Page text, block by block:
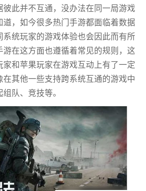
彼此并不互通，没办法在同一局游戏
道，如今很多热门手游都面临着数据
系统玩家的游戏体验也会因此而有所
游在这方面也遵循着常见的规则，这
家和苹果玩家在游戏互动上有了一定
在其他一些支持跨系统互通的游戏中
队、竞技等。